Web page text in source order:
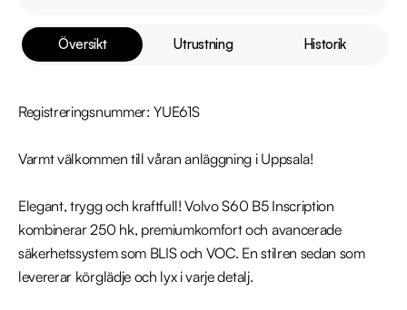
Översikt Utrustning Historik
Registreringsnummer: YUE61S
Varmt välkommen till våran anläggning i Uppsala!
Elegant, trygg och kraftfull! Volvo S60 B5 Inscription
kombinerar 250 hk, premiumkomfort och avancerade
säkerhetssystem som BLIS och VOC. En stilren sedan som
levererar körglädje och lyx i varje detalj.